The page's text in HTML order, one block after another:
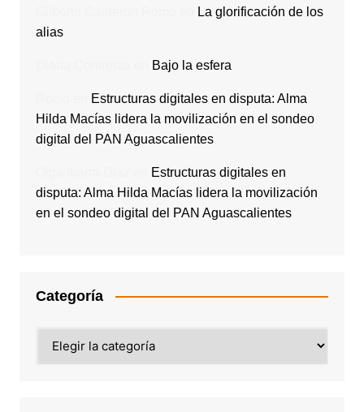
La glorificación de los
alias
Bajo la esfera
Estructuras digitales en disputa: Alma
Hilda Macías lidera la movilización en el sondeo
digital del PAN Aguascalientes
Estructuras digitales en
disputa: Alma Hilda Macías lidera la movilización
en el sondeo digital del PAN Aguascalientes
Categoría